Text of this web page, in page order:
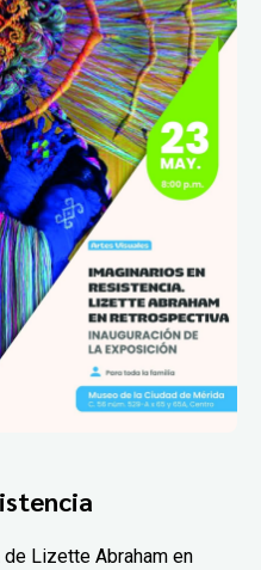
Lizette Abraham en